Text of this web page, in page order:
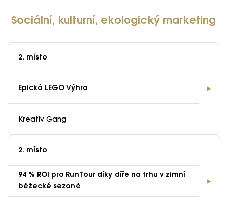
Sociální, kulturní, ekologický marketing
2. místo
Epická LEGO Výhra
Kreativ Gang
2. místo
94 % ROI pro RunTour díky díře na trhu v zimní
běžecké sezoně